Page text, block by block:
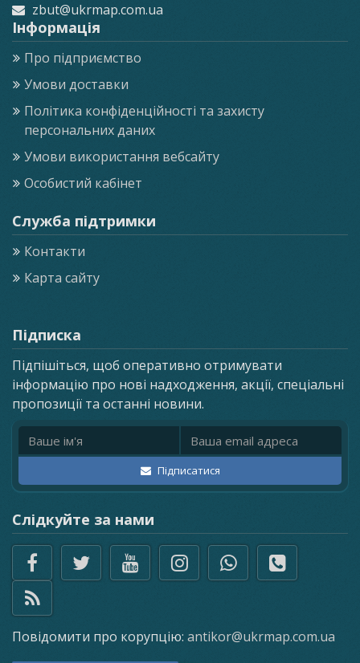
zbut@ukrmap.com.ua
Інформація
Про підприємство
Умови доставки
Політика конфіденційності та захисту
персональних даних
Умови використання вебсайту
Особистий кабінет
Служба підтримки
Контакти
Карта сайту
Підписка
Підпішіться, щоб оперативно отримувати
інформацію про нові надходження, акції, спеціальні
пропозиції та останні новини.
Ім'я Email адреса
Підписатися
Слідкуйте за нами
Повідомити про корупцію: antikor@ukrmap.com.ua